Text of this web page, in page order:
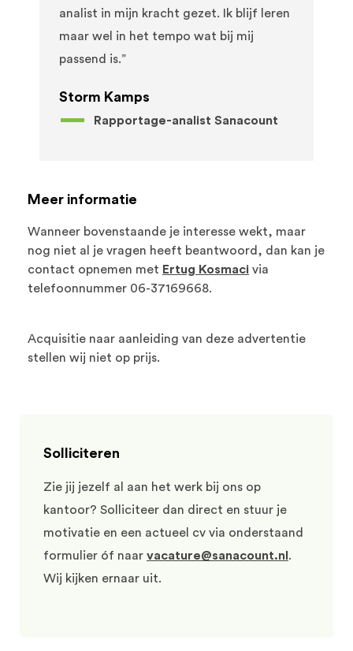
analist in mijn kracht gezet. Ik blijf leren
maar wel in het tempo wat bij mij
passend is.” ​
Storm Kamps ​
Rapportage-analist Sanacount
Meer informatie
Wanneer bovenstaande je interesse wekt, maar
nog niet al je vragen heeft beantwoord, dan kan je
contact opnemen met Ertug Kosmaci via
telefoonnummer 06-37169668.
Acquisitie naar aanleiding van deze advertentie
stellen wij niet op prijs.
Solliciteren
Zie jij jezelf al aan het werk bij ons op
kantoor? Solliciteer dan direct en stuur je
motivatie en een actueel cv via onderstaand
formulier óf naar vacature@sanacount.nl .
Wij kijken ernaar uit.